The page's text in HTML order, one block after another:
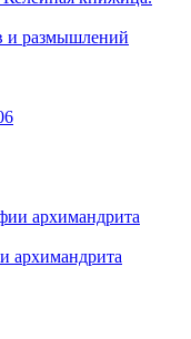
и размышлений
архимандрита